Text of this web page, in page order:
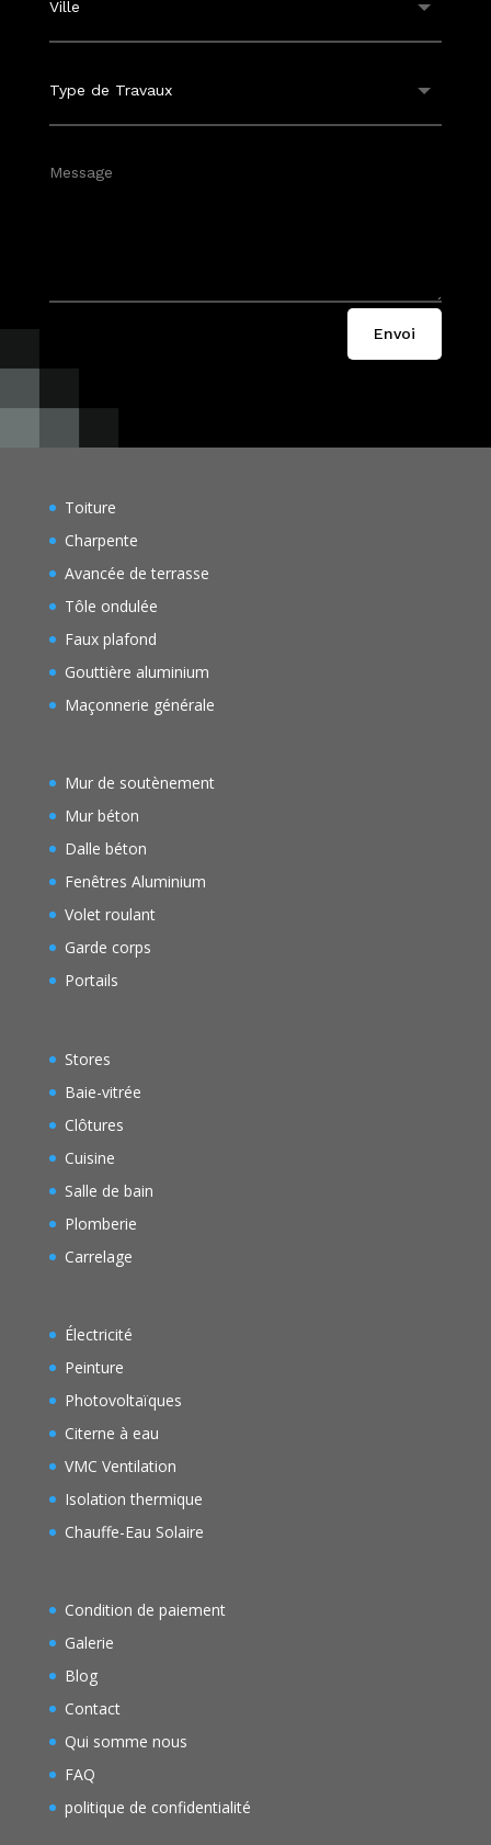
Envoi
Toiture
Charpente
Avancée de terrasse
Tôle ondulée
Faux plafond
Gouttière aluminium
Maçonnerie générale
Mur de soutènement
Mur béton
Dalle béton
Fenêtres Aluminium
Volet roulant
Garde corps
Portails
Stores
Baie-vitrée
Clôtures
Cuisine
Salle de bain
Plomberie
Carrelage
Électricité
Peinture
Photovoltaïques
Citerne à eau
VMC Ventilation
Isolation thermique
Chauffe-Eau Solaire
Condition de paiement
Galerie
Blog
Contact
Qui somme nous
FAQ
politique de confidentialité